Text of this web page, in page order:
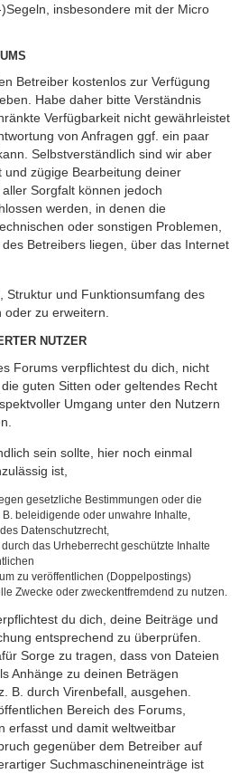
insbesondere mit der Micro
Betreiber kostenlos zur Verfügung
Habe daher bitte Verständnis
Verfügbarkeit nicht gewährleistet
von Anfragen ggf. ein paar
Selbstverständlich sind wir aber
und zügige Bearbeitung deiner
Sorgfalt können jedoch
werden, in denen die
oder sonstigen Problemen,
Betreibers liegen, über das Internet
Struktur und Funktionsumfang des
zu erweitern.
NUTZER
Forums verpflichtest du dich, nicht
guten Sitten oder geltendes Recht
Umgang unter den Nutzern
sein sollte, hier noch einmal
ist,
gesetzliche Bestimmungen oder die
beleidigende oder unwahre Inhalte,
Datenschutzrecht,
das Urheberrecht geschützte Inhalte
zu veröffentlichen (Doppelpostings)
Zwecke oder zweckentfremdend zu nutzen.
du dich, deine Beiträge und
entsprechend zu überprüfen.
Sorge zu tragen, dass von Dateien
Anhänge zu deinen Beträgen
B. durch Virenbefall, ausgehen.
Bereich des Forums,
erfasst und damit weltweitbar
gegenüber dem Betreiber auf
Suchmaschineneinträge ist